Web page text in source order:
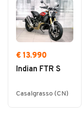
Chiuso
Giovedì
Chiuso
Venerdì
Chiuso
Chiuso
Domenica
€ 13.990
Indian FTR S
Casalgrasso (CN)